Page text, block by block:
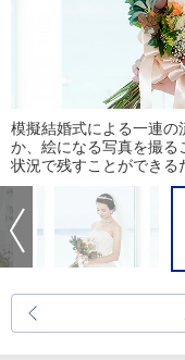
模擬結婚式による一連の
か、絵になる写真を撮る
状況で残すことができる